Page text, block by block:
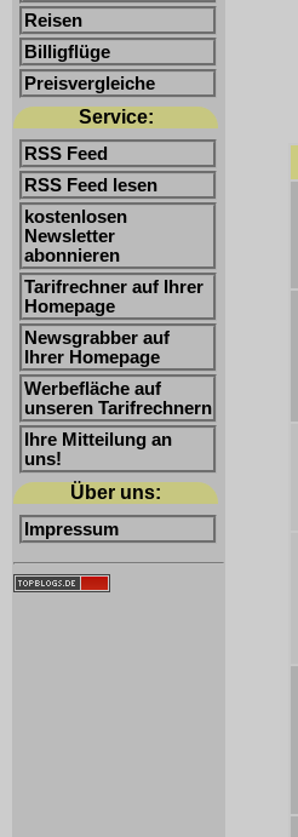
Reisen
Billigflüge
Preisvergleiche
Service:
RSS Feed
RSS Feed lesen
kostenlosen
Newsletter
abonnieren
Tarifrechner auf Ihrer
Homepage
Newsgrabber auf
Ihrer Homepage
Werbefläche auf
unseren Tarifrechnern
Ihre Mitteilung an
uns!
Über uns:
Impressum